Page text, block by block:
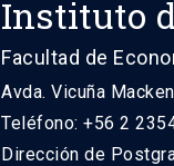
Instituto
Facultad de
Avda. Vicuña
Teléfono: +56 2
Dirección de